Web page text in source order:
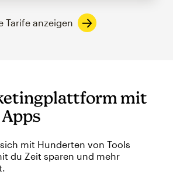
Tarife anzeigen
mit
mit Hunderten von Tools
du Zeit sparen und mehr